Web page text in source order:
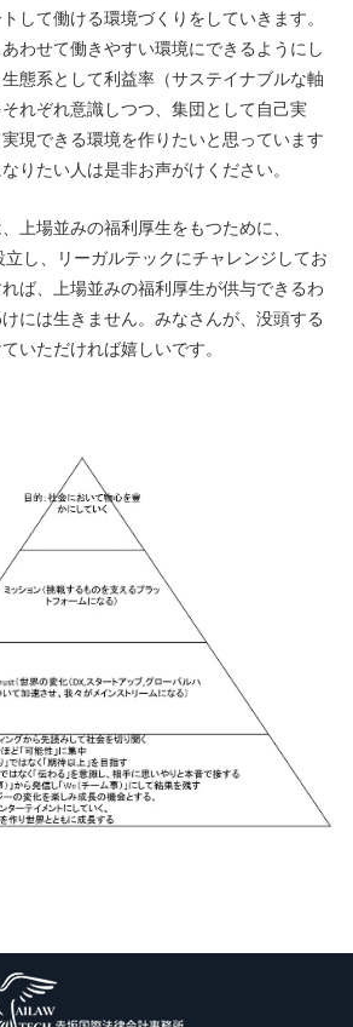
して働ける環境づくりをしていきます。
わせて働きやすい環境にできるようにし
態系として利益率（サステイナブルな軸
れぞれ意識しつつ、集団として自己実
現できる環境を作りたいと思っています
りたい人は是非お声がけください。
上場並みの福利厚生をもつために、
し、リーガルテックにチャレンジしてお
ば、上場並みの福利厚生が供与できるわ
には生きません。みなさんが、没頭する
いただければ嬉しいです。